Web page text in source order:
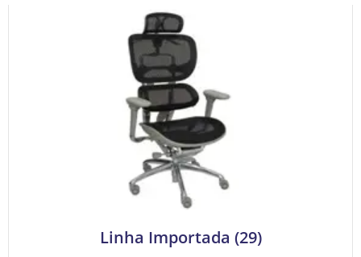
Linha Importada (29)